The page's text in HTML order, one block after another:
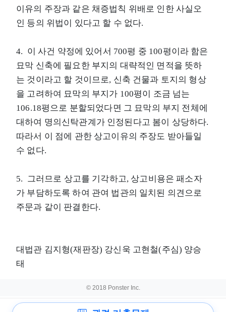
이유의 주장과 같은 채증법칙 위배로 인한 사실오
인 등의 위법이 있다고 할 수 없다.
4. 이 사건 약정에 있어서 700평 중 100평이라 함은
묘막 신축에 필요한 부지의 대략적인 면적을 뜻하
는 것이라고 할 것이므로, 신축 건물과 토지의 형상
을 고려하여 묘막의 부지가 100평이 조금 넘는
106.18평으로 분할되었다면 그 묘막의 부지 전체에
대하여 명의신탁관계가 인정된다고 봄이 상당하다.
따라서 이 점에 관한 상고이유의 주장도 받아들일
수 없다.
5. 그러므로 상고를 기각하고, 상고비용은 패소자
가 부담하도록 하여 관여 법관의 일치된 의견으로
주문과 같이 판결한다.
대법관 김지형(재판장) 강신욱 고현철(주심) 양승
태
© 2018 Ponster Inc.